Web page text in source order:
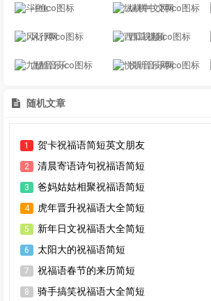
斗鱼 纵横中文网
风行网 西瓜视频
九酷音乐 悦听音乐网
随机文章
1 贺卡祝福语简短英文朋友
2 清晨寄语诗句祝福语简短
3 爸妈姑姑相聚祝福语简短
4 虎年晋升祝福语大全简短
5 新年日文祝福语大全简短
6 太阳大的祝福语简短
7 祝福语春节的来历简短
8 骑手搞笑祝福语大全简短